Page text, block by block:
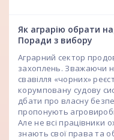
Як аграрію обрати
Поради з вибору
Аграрний сектор
захоплень. Зважаючи
свавілля «чорних»
корумповану судову
дбати про власну
пропонують
Але не всі працівники
знають свої права та